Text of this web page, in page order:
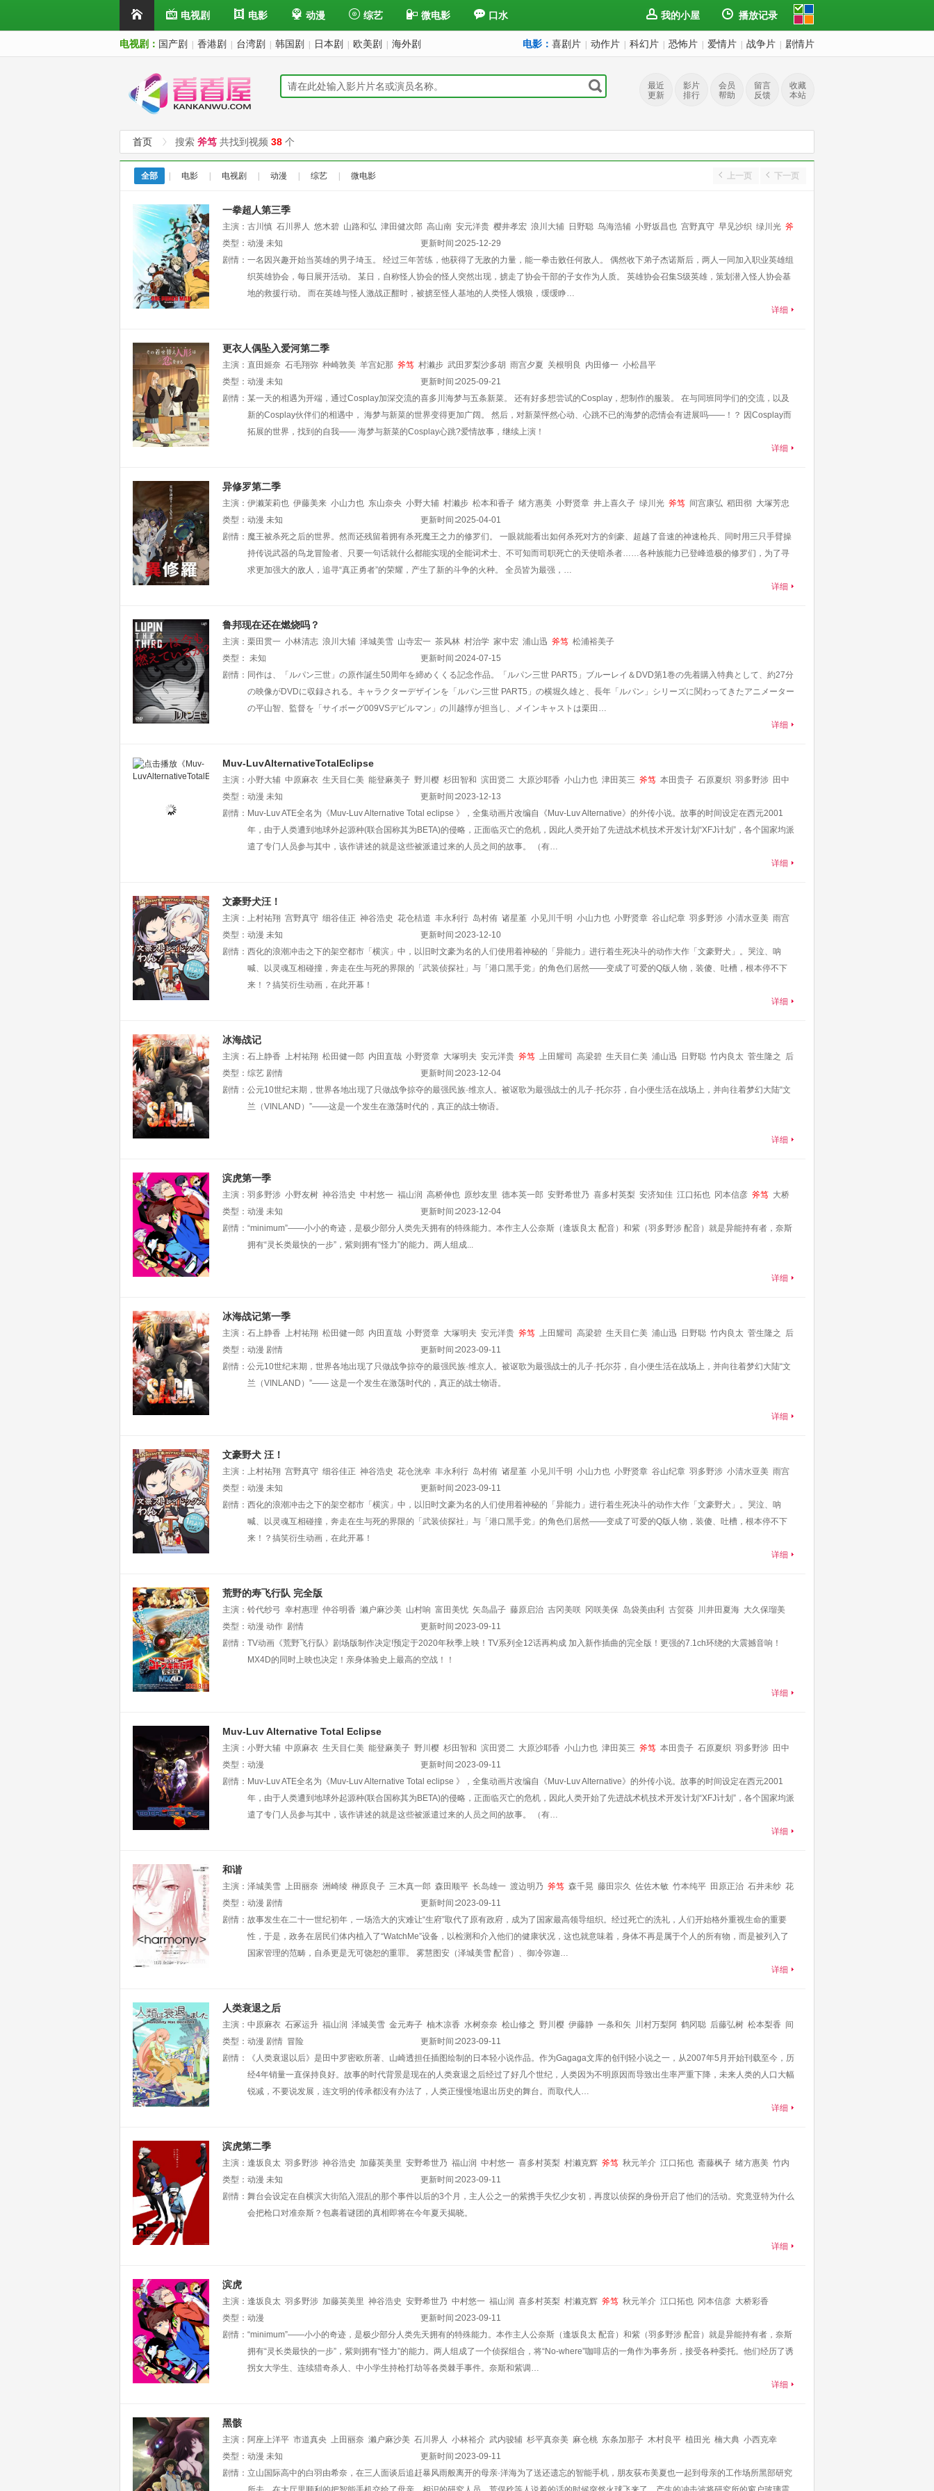
电视剧 电影 动漫 综艺 微电影 口水 我的小屋 播放记录
电视剧： 国产剧 香港剧 台湾剧 韩国剧 日本剧 欧美剧 海外剧 电影： 喜剧片 动作片 科幻片 恐怖片 爱情片 战争片 剧情片
最近
更新
影片
排行
会员
帮助
留言
反馈
收藏
本站
首页 搜索 斧笃 共找到视频 38 个
全部 电影 电视剧 动漫 综艺 微电影 上一页 下一页
一拳超人第三季
主演： 古川慎 石川界人 悠木碧 山路和弘 津田健次郎 高山南 安元洋贵 樱井孝宏 浪川大辅 日野聪 鸟海浩辅 小野坂昌也 宫野真守 早见沙织 绿川光 斧
笃 子安武人
类型： 动漫 未知 更新时间∶2025-12-29
剧情： 一名因兴趣开始当英雄的男子埼玉。 经过三年苦练，他获得了无敌的力量，能一拳击败任何敌人。 偶然收下弟子杰诺斯后，两人一同加入职业英雄组
织英雄协会，每日展开活动。 某日，自称怪人协会的怪人突然出现，掳走了协会干部的子女作为人质。 英雄协会召集S级英雄，策划潜入怪人协会基
地的救援行动。 而在英雄与怪人激战正酣时，被掳至怪人基地的人类怪人饿狼，缓缓睁…
详细
更衣人偶坠入爱河第二季
主演： 直田姬奈 石毛翔弥 种崎敦美 羊宫妃那 斧笃 村濑步 武田罗梨沙多胡 雨宫夕夏 关根明良 内田修一 小松昌平
类型： 动漫 未知 更新时间∶2025-09-21
剧情： 某一天的相遇为开端，通过Cosplay加深交流的喜多川海梦与五条新菜。 还有好多想尝试的Cosplay，想制作的服装。 在与同班同学们的交流，以及
新的Cosplay伙伴们的相遇中， 海梦与新菜的世界变得更加广阔。 然后，对新菜怦然心动、心跳不已的海梦的恋情会有进展吗――！？ 因Cosplay而
拓展的世界，找到的自我―― 海梦与新菜的Cosplay心跳?爱情故事，继续上演！
详细
异修罗第二季
主演： 伊濑茉莉也 伊藤美来 小山力也 东山奈央 小野大辅 村濑步 松本和香子 绪方惠美 小野贤章 井上喜久子 绿川光 斧笃 间宫康弘 稻田彻 大塚芳忠
水树奈奈 久保由利香
类型： 动漫 未知 更新时间∶2025-04-01
剧情： 魔王被杀死之后的世界。然而还残留着拥有杀死魔王之力的修罗们。 一眼就能看出如何杀死对方的剑豪、超越了音速的神速枪兵、同时用三只手臂操
持传说武器的鸟龙冒险者、只要一句话就什么都能实现的全能词术士、不可知而司职死亡的天使暗杀者……各种族能力已登峰造极的修罗们，为了寻
求更加强大的敌人，追寻“真正勇者”的荣耀，产生了新的斗争的火种。 全员皆为最强，…
详细
鲁邦现在还在燃烧吗？
主演： 栗田贯一 小林清志 浪川大辅 泽城美雪 山寺宏一 茶风林 村治学 家中宏 浦山迅 斧笃 松浦裕美子
类型： 未知 更新时间∶2024-07-15
剧情： 同作は、「ルパン三世」の原作誕生50周年を締めくくる記念作品。「ルパン三世 PART5」ブルーレイ＆DVD第1巻の先着購入特典として、約27分
の映像がDVDに収録される。キャラクターデザインを「ルパン三世 PART5」の横堀久雄と、長年「ルパン」シリーズに関わってきたアニメーター
の平山智、監督を「サイボーグ009VSデビルマン」の川越惇が担当し、メインキャストは栗田…
详细
Muv-LuvAlternativeTotalEclipse
主演： 小野大辅 中原麻衣 生天目仁美 能登麻美子 野川樱 杉田智和 滨田贤二 大原沙耶香 小山力也 津田英三 斧笃 本田贵子 石原夏织 羽多野涉 田中
理惠 日笠阳子 高森奈津美 藤村步 金元寿子 铃村健一
类型： 动漫 未知 更新时间∶2023-12-13
剧情： Muv-Luv ATE全名为《Muv-Luv Alternative Total eclipse 》，全集动画片改编自《Muv-Luv Alternative》的外传小说。故事的时间设定在西元2001
年，由于人类遭到地球外起源种(联合国称其为BETA)的侵略，正面临灭亡的危机，因此人类开始了先进战术机技术开发计划“XFJ计划”，各个国家均派
遣了专门人员参与其中，该作讲述的就是这些被派遣过来的人员之间的故事。 （有…
详细
文豪野犬汪！
主演： 上村祐翔 宫野真守 细谷佳正 神谷浩史 花仓桔道 丰永利行 岛村侑 诸星堇 小见川千明 小山力也 小野贤章 谷山纪章 羽多野涉 小清水亚美 雨宫
天 宫本充 濑户麻沙美
类型： 动漫 未知 更新时间∶2023-12-10
剧情： 西化的浪潮冲击之下的架空都市「横滨」中，以旧时文豪为名的人们使用着神秘的「异能力」进行着生死决斗的动作大作「文豪野犬」。哭泣、呐
喊、以灵魂互相碰撞，奔走在生与死的界限的「武装侦探社」与「港口黑手党」的角色们居然——变成了可爱的Q版人物，装傻、吐槽，根本停不下
来！？搞笑衍生动画，在此开幕！
详细
冰海战记
主演： 石上静香 上村祐翔 松田健一郎 内田直哉 小野贤章 大塚明夫 安元洋贵 斧笃 上田耀司 高梁碧 生天目仁美 浦山迅 日野聪 竹内良太 菅生隆之
后
藤弘树
高桥伸也
类型： 综艺 剧情 更新时间∶2023-12-04
剧情： 公元10世纪末期，世界各地出现了只做战争掠夺的最强民族·维京人。被讴歌为最强战士的儿子·托尔芬，自小便生活在战场上，并向往着梦幻大陆“文
兰（VINLAND）”——这是一个发生在激荡时代的，真正的战士物语。
详细
滨虎第一季
主演： 羽多野涉 小野友树 神谷浩史 中村悠一 福山润 高桥伸也 原纱友里 德本英一郎 安野希世乃 喜多村英梨 安济知佳 江口拓也 冈本信彦 斧笃 大桥
彩香 加藤英美里 大和田仁美 滨添伸也 田丸笃志
类型： 动漫 未知 更新时间∶2023-12-04
剧情： “minimum”——小小的奇迹，是极少部分人类先天拥有的特殊能力。本作主人公奈斯（逢坂良太 配音）和紫（羽多野涉 配音）就是异能持有者，奈斯
拥有“灵长类最快的一步”，紫则拥有“怪力”的能力。两人组成...
详细
冰海战记第一季
主演： 石上静香 上村祐翔 松田健一郎 内田直哉 小野贤章 大塚明夫 安元洋贵 斧笃 上田耀司 高梁碧 生天目仁美 浦山迅 日野聪 竹内良太 菅生隆之
后
藤弘树
高桥伸也
类型： 动漫 剧情 更新时间∶2023-09-11
剧情： 公元10世纪末期，世界各地出现了只做战争掠夺的最强民族·维京人。被讴歌为最强战士的儿子·托尔芬，自小便生活在战场上，并向往着梦幻大陆“文
兰（VINLAND）”—— 这是一个发生在激荡时代的，真正的战士物语。
详细
文豪野犬 汪！
主演： 上村祐翔 宫野真守 细谷佳正 神谷浩史 花仓洸幸 丰永利行 岛村侑 诸星堇 小见川千明 小山力也 小野贤章 谷山纪章 羽多野涉 小清水亚美 雨宫
天 宫本充 濑户麻沙美
类型： 动漫 未知 更新时间∶2023-09-11
剧情： 西化的浪潮冲击之下的架空都市「横滨」中，以旧时文豪为名的人们使用着神秘的「异能力」进行着生死决斗的动作大作「文豪野犬」。哭泣、呐
喊、以灵魂互相碰撞，奔走在生与死的界限的「武装侦探社」与「港口黑手党」的角色们居然——变成了可爱的Q版人物，装傻、吐槽，根本停不下
来！？搞笑衍生动画，在此开幕！
详细
荒野的寿飞行队 完全版
主演： 铃代纱弓 幸村惠理 仲谷明香 濑户麻沙美 山村响 富田美忧 矢岛晶子 藤原启治 吉冈美咲 冈咲美保 岛袋美由利 古贺葵 川井田夏海 大久保瑠美
上田耀司 东山奈央 清水彩香 山本和臣 关根明良 松田利冴
冢弘道
小伏伸之 樱井敏治 荒井聪太 小市真琴 前田佳织里 土田大 真殿光昭 宫下早纪 小西克幸 中博史
类型： 动漫 动作 剧情 更新时间∶2023-09-11
剧情： TV动画《荒野飞行队》剧场版制作决定!预定于2020年秋季上映！TV系列全12话再构成 加入新作插曲的完全版！更强的7.1ch环绕的大震撼音响！
MX4D的同时上映也决定！亲身体验史上最高的空战！！
详细
Muv-Luv Alternative Total Eclipse
主演： 小野大辅 中原麻衣 生天目仁美 能登麻美子 野川樱 杉田智和 滨田贤二 大原沙耶香 小山力也 津田英三 斧笃 本田贵子 石原夏织 羽多野涉 田中
理惠 日笠阳子 藤村步 金元寿子 铃村健一
类型： 动漫 更新时间∶2023-09-11
剧情： Muv-Luv ATE全名为《Muv-Luv Alternative Total eclipse 》，全集动画片改编自《Muv-Luv Alternative》的外传小说。故事的时间设定在西元2001
年，由于人类遭到地球外起源种(联合国称其为BETA)的侵略，正面临灭亡的危机，因此人类开始了先进战术机技术开发计划“XFJ计划”，各个国家均派
遣了专门人员参与其中，该作讲述的就是这些被派遣过来的人员之间的故事。 （有…
详细
和谐
主演： 泽城美雪 上田丽奈 洲崎绫 榊原良子 三木真一郎 森田顺平 长岛雄一 渡边明乃 斧笃 森千晃 藤田宗久 佐佐木敏 竹本纯平 田原正治 石井未纱 花
田光 藤井隼 内野孝聪 山下诚一郎 祐仙勇 大塚明夫
类型： 动漫 剧情 更新时间∶2023-09-11
剧情： 故事发生在二十一世纪初年，一场浩大的灾难让“生府”取代了原有政府，成为了国家最高领导组织。经过死亡的洗礼，人们开始格外重视生命的重要
性，于是，政务在居民们体内植入了“WatchMe”设备，以检测和介入他们的健康状况，这也就意味着，身体不再是属于个人的所有物，而是被列入了
国家管理的范畴，自杀更是无可饶恕的重罪。 雾慧图安（泽城美雪 配音）、御冷弥迦…
详细
人类衰退之后
主演： 中原麻衣 石冢运升 福山润 泽城美雪 金元寿子 柚木凉香 水树奈奈 桧山修之 野川樱 伊藤静 一条和矢 川村万梨阿 鹤冈聪 后藤弘树 松本梨香 间
宫胡桃
桑谷夏子 樱井浩美 小林由美子 小樱悦子 坂本千夏
美 小笠原早纪 佐藤成美 力丸乃梨子 山本麻里安 斋藤枫子 矢部雅史 斧笃 高桥伸也
类型： 动漫 剧情 冒险 更新时间∶2023-09-11
剧情：
《人类衰退以后》是田中罗密欧所著、山崎透担任插图绘制的日本轻小说作品。作为Gagaga文库的创刊轻小说之一，从2007年5月开始刊载至今，历
经4年销量一直保持良好。故事的时代背景是现在的人类衰退之后经过了好几个世纪，人类因为不明原因而导致出生率严重下降，未来人类的人口大幅
锐减，不要说发展，连文明的传承都没有办法了，人类正慢慢地退出历史的舞台。而取代人…
详细
滨虎第二季
主演： 逢坂良太 羽多野涉 神谷浩史 加藤英美里 安野希世乃 福山润 中村悠一 喜多村英梨 村濑克辉 斧笃 秋元羊介 江口拓也 斋藤枫子 绪方惠美 竹内
良太 藤田圭宣 木村昴 高桥孝治 小林由美子 小清水亚美
类型： 动漫 未知 更新时间∶2023-09-11
剧情： 舞台会设定在自横滨大街陷入混乱的那个事件以后的3个月，主人公之一的紫携手失忆少女初，再度以侦探的身份开启了他们的活动。究竟亚特为什么
会把枪口对准奈斯？包裹着谜团的真相即将在今年夏天揭晓。
详细
滨虎
主演： 逢坂良太 羽多野涉 加藤英美里 神谷浩史 安野希世乃 中村悠一 福山润 喜多村英梨 村濑克辉 斧笃 秋元羊介 江口拓也 冈本信彦 大桥彩香
类型： 动漫 更新时间∶2023-09-11
剧情： “minimum”——小小的奇迹，是极少部分人类先天拥有的特殊能力。本作主人公奈斯（逢坂良太 配音）和紫（羽多野涉 配音）就是异能持有者，奈斯
拥有“灵长类最快的一步”，紫则拥有“怪力”的能力。两人组成了一个侦探组合，将“No-where”咖啡店的一角作为事务所，接受各种委托。他们经历了诱
拐女大学生、连续猎奇杀人、中小学生持枪打劫等各类棘手事件。奈斯和紫调…
详细
黑骸
主演： 阿座上洋平 市道真央 上田丽奈 濑户麻沙美 石川界人 小林裕介 武内骏辅 杉平真奈美 麻仓桃 东条加那子 木村良平 植田光 楠大典 小西克幸
Lynn
木村珠莉 木内秀信 后藤哲夫 大川透 内田夕夜
进太郎
河内孝博 宫泽清子 本田贵子 上田耀司 丰崎爱生 内田雄马
类型： 动漫 未知 更新时间∶2023-09-11
剧情： 立山国际高中的白羽由希奈，在三人面谈后追赶暴风雨般离开的母亲·洋海为了送还遗忘的智能手机，朋友荻布美夏也一起到母亲的工作场所黑部研究